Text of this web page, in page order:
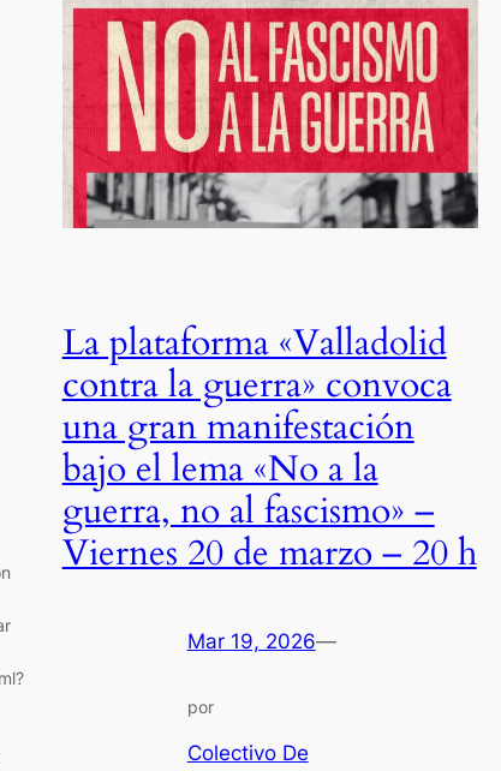
La plataforma «Valladolid
contra la guerra» convoca
una gran manifestación
bajo el lema «No a la
guerra, no al fascismo» –
Viernes 20 de marzo – 20 h
Mar 19, 2026—
por
Colectivo De